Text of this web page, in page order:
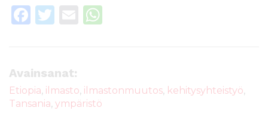
F
e
b
o
T
te
r
E
A
Avainsanat:
Etiopia, ilmasto, ilmastonmuutos, kehitysyhteistyö,
Tansania, ympäristö